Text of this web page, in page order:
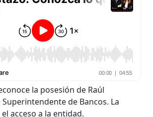
la posesión de Raúl
de Bancos. La
acceso a la entidad.